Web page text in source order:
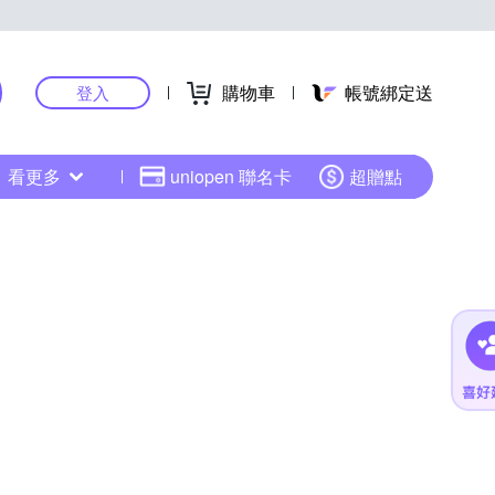
登入 購物車 帳號綁定送
看更多 uniopen 聯名卡 超贈點